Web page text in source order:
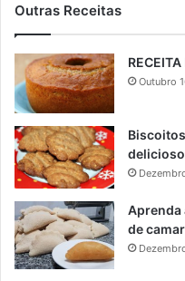
Outras Receitas
Outubro
Aprenda
de